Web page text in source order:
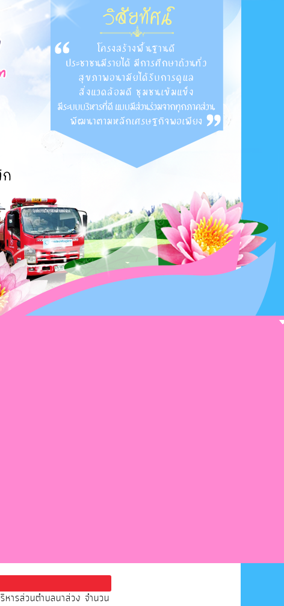
หารส่วนตำบลนาส่วง จำนวน